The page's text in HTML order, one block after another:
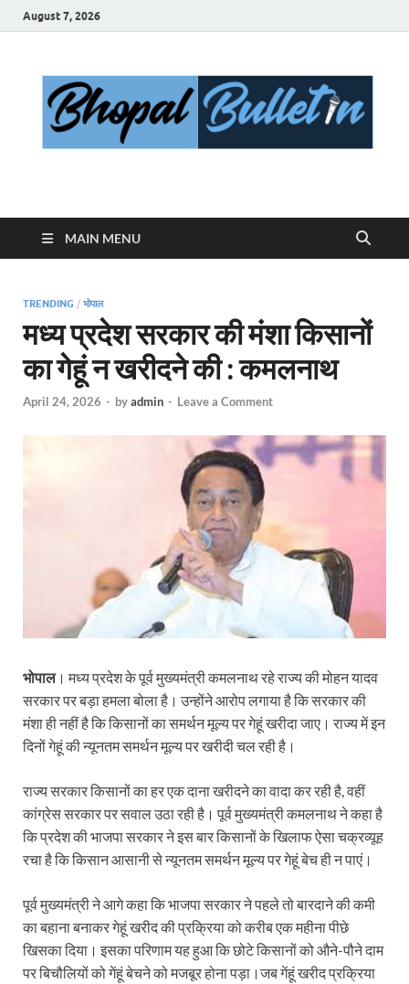
August 7, 2026
Bhopal Bulletin
MAIN MENU
TRENDING / भोपाल
मध्य प्रदेश सरकार की मंशा किसानों
का गेहूं न खरीदने की : कमलनाथ
April 24, 2026 - byadmin - Leave a Comment
भोपाल। मध्य प्रदेश के पूर्व मुख्यमंत्री कमलनाथ रहे राज्य की मोहन यादव
सरकार पर बड़ा हमला बोला है। उन्होंने आरोप लगाया है कि सरकार की
मंशा ही नहीं है कि किसानों का समर्थन मूल्य पर गेहूं खरीदा जाए। राज्य में इन
दिनों गेहूं की न्यूनतम समर्थन मूल्य पर खरीदी चल रही है।
राज्य सरकार किसानों का हर एक दाना खरीदने का वादा कर रही है, वहीं
कांग्रेस सरकार पर सवाल उठा रही है। पूर्व मुख्यमंत्री कमलनाथ ने कहा है
कि प्रदेश की भाजपा सरकार ने इस बार किसानों के खिलाफ ऐसा चक्रव्‍यूह
रचा है कि किसान आसानी से न्‍यूनतम समर्थन मूल्‍य पर गेहूं बेच ही न पाएं।
पूर्व मुख्यमंत्री ने आगे कहा कि भाजपा सरकार ने पहले तो बारदाने की कमी
का बहाना बनाकर गेहूं खरीद की प्रक्रिया को करीब एक महीना पीछे
खिसका दिया। इसका परिणाम यह हुआ कि छोटे किसानों को औने-पौने दाम
पर बिचौलियों को गेंहूं बेचने को मजबूर होना पड़ा।जब गेंहूं खरीद प्रक्रिया